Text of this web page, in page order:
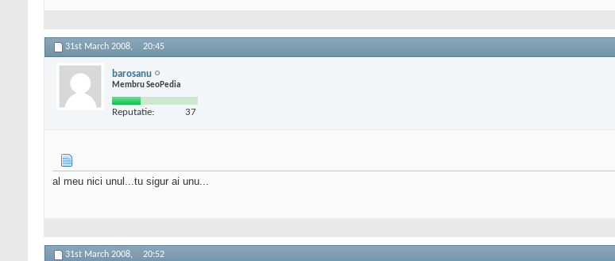
31st March 2008, 20:45
barosanu
Membru SeoPedia
Reputatie: 37
al meu nici unul...tu sigur ai unu...
31st March 2008, 20:52